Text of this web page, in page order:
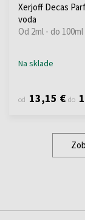
Xerjoff Decas
voda
Od 2ml - do 100ml
Na sklade
od 13,15 € do